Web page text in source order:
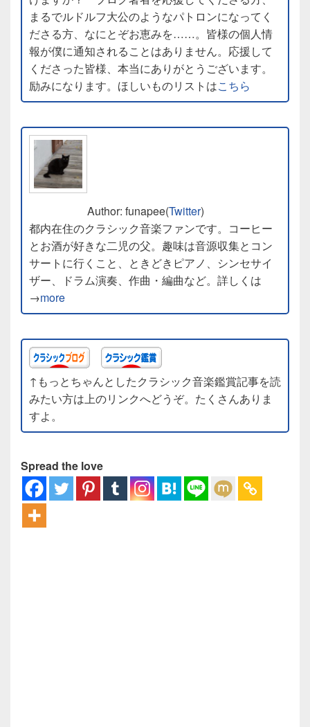
まるでルドルフ大公のようなパトロンになってく
ださる方、なにとぞお恵みを……。皆様の個人情
報が僕に通知されることはありません。応援して
くださった皆様、本当にありがとうございます。
励みになります。ほしいものリストはこちら
Author: funapee(Twitter)
都内在住のクラシック音楽ファンです。コーヒー
とお酒が好きな二児の父。趣味は音源収集とコン
サートに行くこと、ときどきピアノ、シンセサイ
ザー、ドラム演奏、作曲・編曲など。詳しくは
→more
↑もっとちゃんとしたクラシック音楽鑑賞記事を読
みたい方は上のリンクへどうぞ。たくさんありま
すよ。
Spread the love